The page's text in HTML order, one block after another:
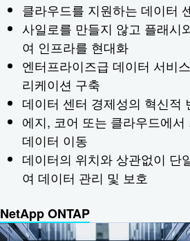
클라우드를 지원하는 데이터
사일로를 만들지 않고 플래시
여 인프라를 현대화
엔터프라이즈급 데이터 서비
리케이션 구축
데이터 센터 경제성의 혁신적
에지, 코어 또는 클라우드에
데이터 이동
데이터의 위치와 상관없이 단
여 데이터 관리 및 보호
NetApp ONTAP